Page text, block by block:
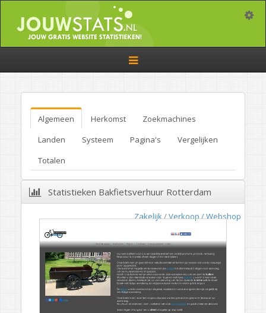
Toggle
navigation
Algemeen Herkomst
Zoekmachines
Landen
Systeem Pagina's
Vergelijken
Totalen
Statistieken Bakfietsverhuur Rotterdam
Zakelijk /Verkoop / Webshop